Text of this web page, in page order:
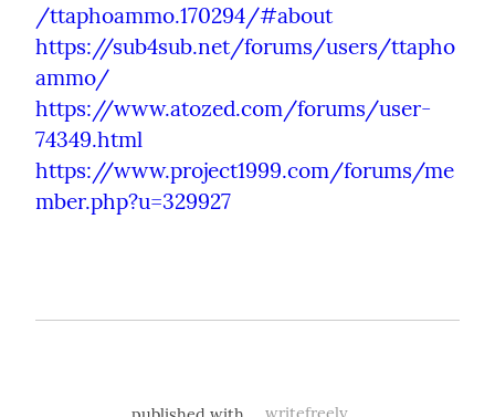
/ttaphoammo.170294/#about
https://sub4sub.net/forums/users/ttapho
ammo/
https://www.atozed.com/forums/user-
74349.html
https://www.project1999.com/forums/me
mber.php?u=329927